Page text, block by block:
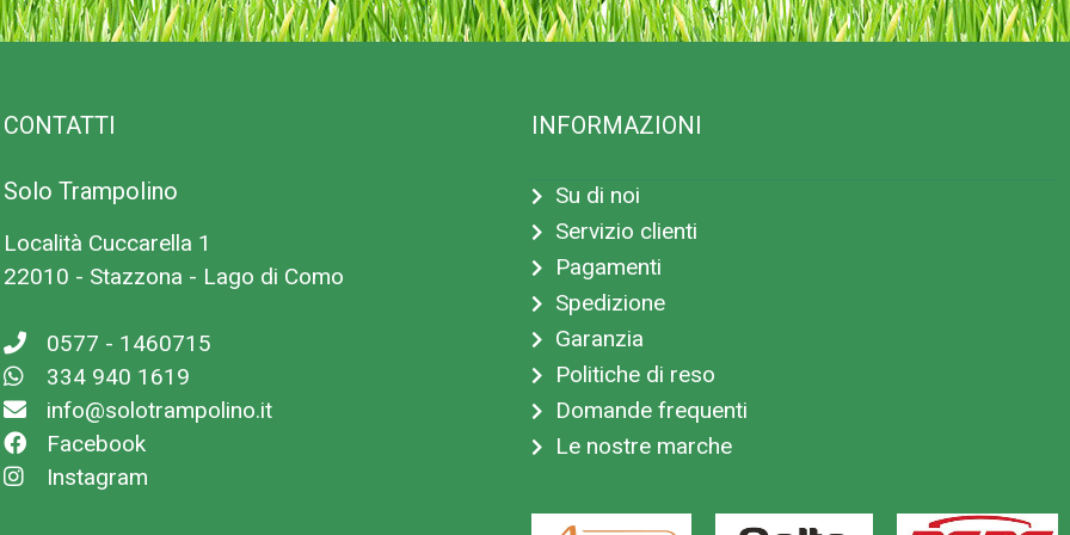
per 225 cm ed è
che rende il
salita e la discesa
le molle che il
o grigio mimetico.
CONTATTI
Solo Trampolino
Località Cuccarella 1
22010 - Stazzona - Lago di Como
0577 - 1460715
334 940 1619
info@solotrampolino.it
Facebook
Instagram
INFORMAZIONI
Su di noi
Servizio clienti
Pagamenti
Spedizione
Garanzia
Politiche di reso
Domande frequenti
Le nostre marche